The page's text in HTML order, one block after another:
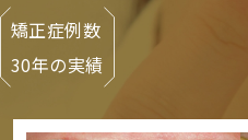
矯正症例数
30年の実績